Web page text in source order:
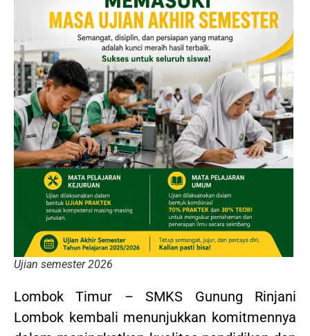
Ujian semester 2026
Lombok Timur – SMKS Gunung Rinjani
Lombok kembali menunjukkan komitmennya